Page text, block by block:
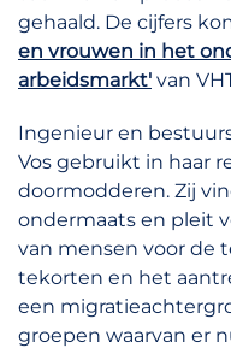
gehaald. De cijfers
en vrouwen in het
arbeidsmarkt' van
Ingenieur en
Vos gebruikt in haar
doormodderen. Zij
ondermaats en pleit
van mensen voor de
tekorten en het
een
groepen waarvan er